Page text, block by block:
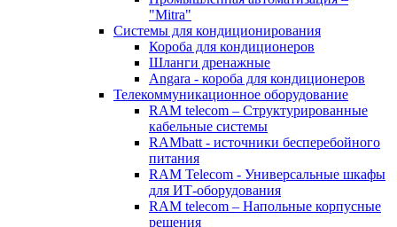
"Mitra"
Системы для кондиционирования
Короба для кондиционеров
Шланги дренажные
Angara - короба для кондиционеров
Телекоммуникационное оборудование
RAM telecom – Структурированные
кабельные системы
RAMbatt - источники бесперебойного
питания
RAM Telecom - Универсальные шкафы
для ИТ-оборудования
RAM telecom – Напольные корпусные
решения